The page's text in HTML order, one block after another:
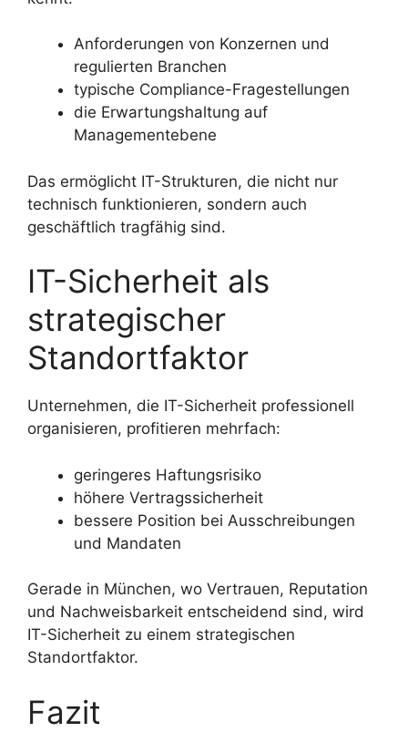
Anforderungen von Konzernen und
regulierten Branchen
typische Compliance-Fragestellungen
die Erwartungshaltung auf
Managementebene
Das ermöglicht IT-Strukturen, die nicht nur
technisch funktionieren, sondern auch
geschäftlich tragfähig sind.
IT-Sicherheit als
strategischer
Standortfaktor
Unternehmen, die IT-Sicherheit professionell
organisieren, profitieren mehrfach:
geringeres Haftungsrisiko
höhere Vertragssicherheit
bessere Position bei Ausschreibungen
und Mandaten
Gerade in München, wo Vertrauen, Reputation
und Nachweisbarkeit entscheidend sind, wird
IT-Sicherheit zu einem strategischen
Standortfaktor.
Fazit